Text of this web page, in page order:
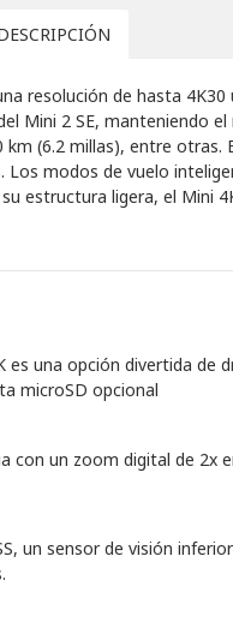
resolución de hasta
Mini 2 SE, manteniendo
(6.2 millas), entre
modos de vuelo
estructura ligera, el Mini
una opción divertida de
microSD opcional
un zoom digital de 2x
un sensor de visión